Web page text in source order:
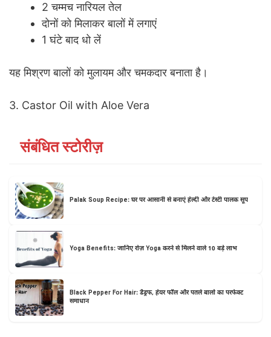
2 चम्मच नारियल तेल
दोनों को मिलाकर बालों में लगाएं
1 घंटे बाद धो लें
यह मिश्रण बालों को मुलायम और चमकदार बनाता है।
3. Castor Oil with Aloe Vera
संबंधित स्टोरीज़
Palak Soup Recipe: घर पर आसानी से बनाएं हेल्दी और टेस्टी पालक सूप
Yoga Benefits: जानिए रोज़ Yoga करने से मिलने वाले 10 बड़े लाभ
Black Pepper For Hair: डैंड्रफ, हेयर फॉल और पतले बालों का परफेक्ट
समाधान